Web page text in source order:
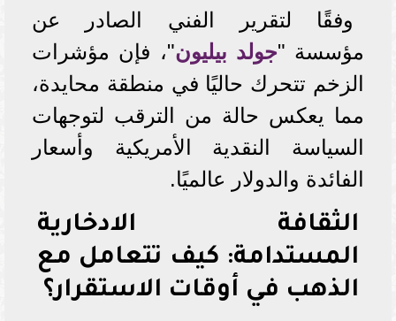
وفقًا لتقرير الفني الصادر عن
مؤسسة "جولد بيليون"، فإن مؤشرات
الزخم تتحرك حاليًا في منطقة محايدة،
مما يعكس حالة من الترقب لتوجهات
السياسة النقدية الأمريكية وأسعار
الفائدة والدولار عالميًا.
الثقافة الادخارية
المستدامة: كيف تتعامل مع
الذهب في أوقات الاستقرار؟